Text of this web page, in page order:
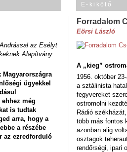
az Esélyt
Alapítvány
ügyekkel
még
is tudtak
arra, hogy a
a részébe
az ezredforduló
E-kikötő
Forradalom
Eörsi László
A „kieg”
1956. október
a sztálinista
fegyvereket
ostromolni
Rádió
több más fontos
azonban alig
osztagok
rendőrségi, ipari